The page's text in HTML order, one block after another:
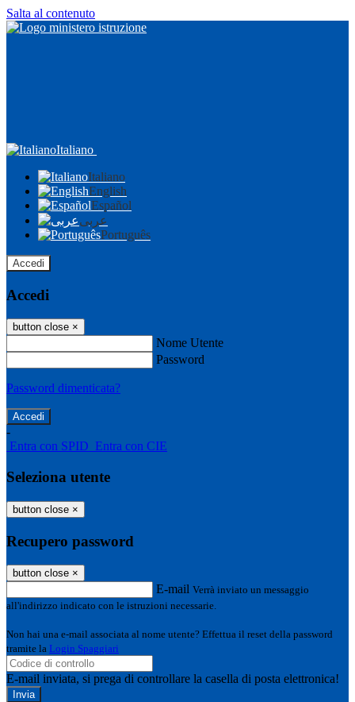
Salta al contenuto
Italiano
Italiano
English
Español
عربى
Português
Accedi
Accedi
button close ×
Nome Utente
Password
Password dimenticata?
-
Entra con SPID Entra con CIE
Seleziona utente
button close ×
Recupero password
button close ×
E-mail Verrà inviato un messaggio
all'indirizzo indicato con le istruzioni necessarie.
Non hai una e-mail associata al nome utente? Effettua il reset della password
tramite la Login Spaggiari
E-mail inviata, si prega di controllare la casella di posta elettronica!